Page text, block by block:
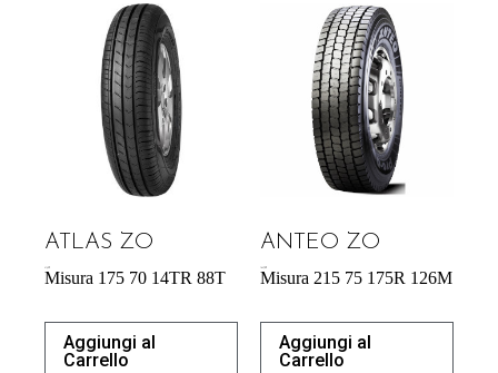
ATLAS ZO
Misura 175 70 14TR 88T
Aggiungi al
Carrello
ANTEO ZO
Misura 215 75 175R 126M
Aggiungi al
Carrello